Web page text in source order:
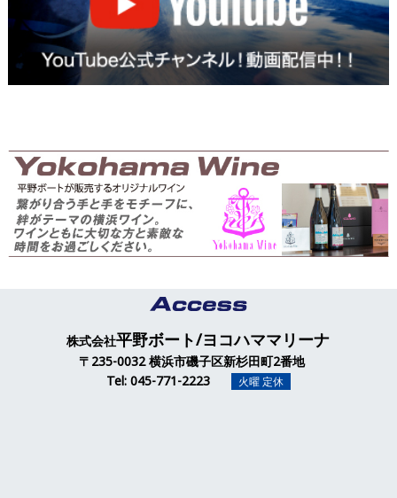
株式会社平野ボート/ヨコハママリーナ
〒235-0032 横浜市磯子区新杉田町2番地
Tel: 045-771-2223
火曜 定休